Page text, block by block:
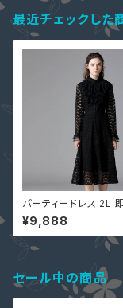
最近チェックした
パーティードレス 2L
結婚式 ぽっちゃり 大き
予約 袖あり 長袖 黒
766 出かけ 二次会 胸
総レース ワンピース
¥9,888
セール中の商品